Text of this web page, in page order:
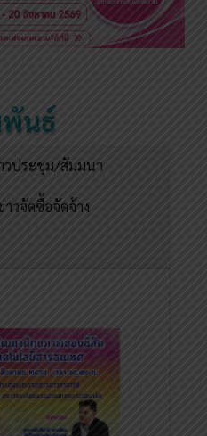
นธ์
วประชุม/สัมมนา
าวจัดซื้อจัดจ้าง